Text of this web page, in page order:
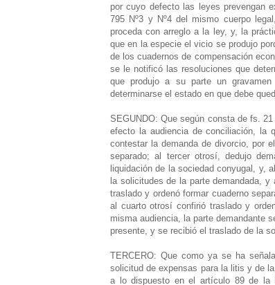
por cuyo defecto las leyes prevengan
795 Nº3 y Nº4 del mismo cuerpo
proceda con arreglo a la ley, y, la
que en la especie el vicio se produjo
de los cuadernos de compensación
se le notificó las resoluciones que
que produjo a su parte un
determinarse el estado en que debe
SEGUNDO: Que según consta de fs.
efecto la audiencia de conciliación, la
contestar la demanda de divorcio, por
separado; al tercer otrosí, dedujo
liquidación de la sociedad conyugal, y,
la solicitudes de la parte demandada,
traslado y ordenó formar cuaderno
al cuarto otrosí confirió traslado y
misma audiencia, la parte demandante
presente, y se recibió el traslado de la
TERCERO: Que como ya se ha
solicitud de expensas para la litis y de
a lo dispuesto en el artículo 89 de la